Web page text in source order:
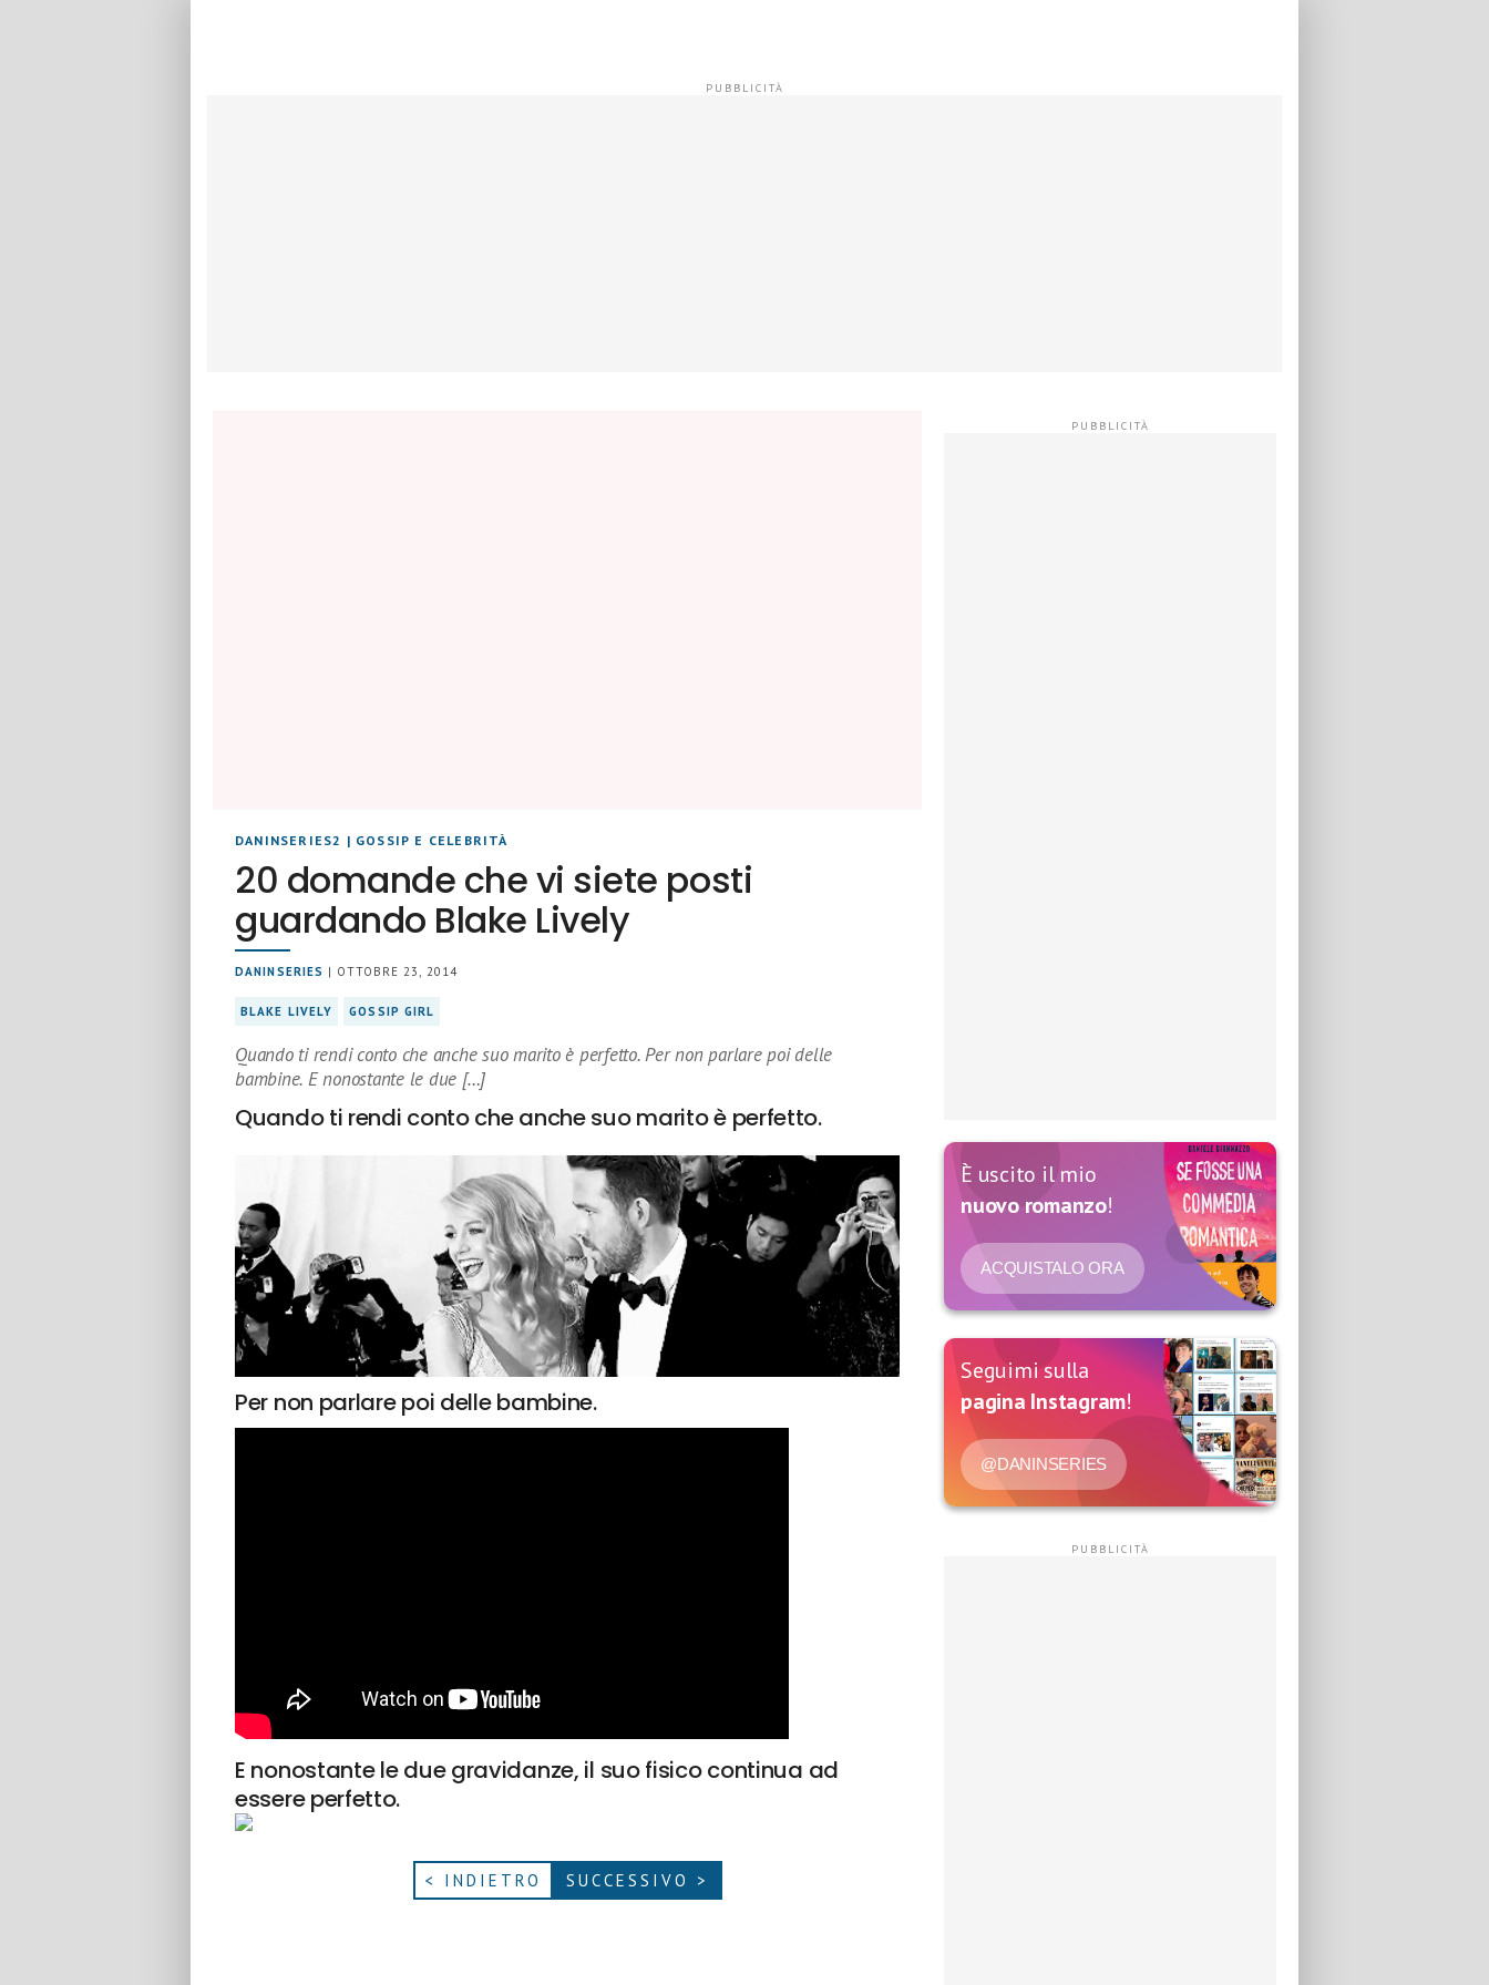
DANINSERIES2 | GOSSIP E CELEBRITÀ
20 domande che vi siete posti
guardando Blake Lively
DANINSERIES | OTTOBRE 23, 2014
BLAKE LIVELY GOSSIP GIRL
Quando ti rendi conto che anche suo marito è perfetto. Per non parlare poi delle
bambine. E nonostante le due […]
Quando ti rendi conto che anche suo marito è perfetto.
Per non parlare poi delle bambine.
E nonostante le due gravidanze, il suo fisico continua ad
essere perfetto.
< INDIETRO SUCCESSIVO >
È uscito il mio
nuovo romanzo!
ACQUISTALO ORA
Seguimi sulla
pagina Instagram!
@DANINSERIES